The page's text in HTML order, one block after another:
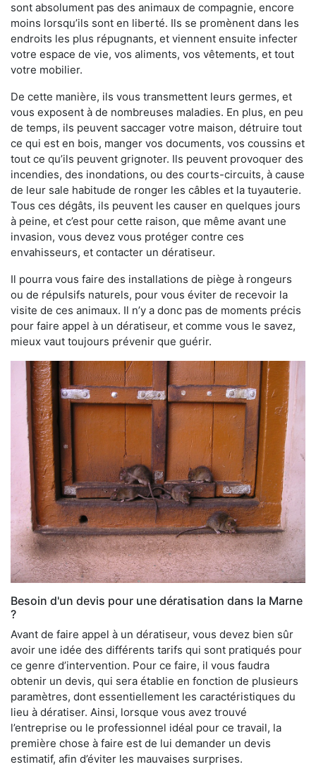
sont absolument pas des animaux de compagnie, encore
moins lorsqu’ils sont en liberté. Ils se promènent dans les
endroits les plus répugnants, et viennent ensuite infecter
votre espace de vie, vos aliments, vos vêtements, et tout
votre mobilier.
De cette manière, ils vous transmettent leurs germes, et
vous exposent à de nombreuses maladies. En plus, en peu
de temps, ils peuvent saccager votre maison, détruire tout
ce qui est en bois, manger vos documents, vos coussins et
tout ce qu’ils peuvent grignoter. Ils peuvent provoquer des
incendies, des inondations, ou des courts-circuits, à cause
de leur sale habitude de ronger les câbles et la tuyauterie.
Tous ces dégâts, ils peuvent les causer en quelques jours
à peine, et c’est pour cette raison, que même avant une
invasion, vous devez vous protéger contre ces
envahisseurs, et contacter un dératiseur.
Il pourra vous faire des installations de piège à rongeurs
ou de répulsifs naturels, pour vous éviter de recevoir la
visite de ces animaux. Il n’y a donc pas de moments précis
pour faire appel à un dératiseur, et comme vous le savez,
mieux vaut toujours prévenir que guérir.
Besoin d'un devis pour une dératisation dans la Marne
?
Avant de faire appel à un dératiseur, vous devez bien sûr
avoir une idée des différents tarifs qui sont pratiqués pour
ce genre d’intervention. Pour ce faire, il vous faudra
obtenir un devis, qui sera établie en fonction de plusieurs
paramètres, dont essentiellement les caractéristiques du
lieu à dératiser. Ainsi, lorsque vous avez trouvé
l’entreprise ou le professionnel idéal pour ce travail, la
première chose à faire est de lui demander un devis
estimatif, afin d’éviter les mauvaises surprises.